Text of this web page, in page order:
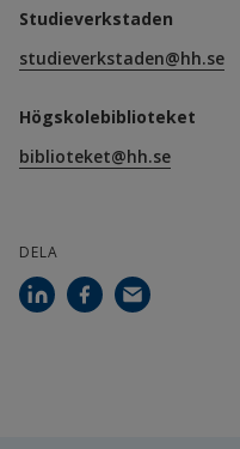
Studieverkstaden
studieverkstaden@hh.se
Högskolebiblioteket
biblioteket@hh.se
DELA